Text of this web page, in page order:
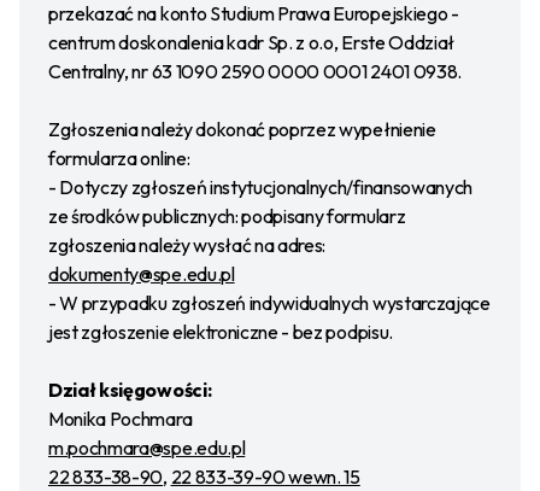
przekazać na konto Studium Prawa Europejskiego -
centrum doskonalenia kadr Sp. z o.o, Erste Oddział
Centralny, nr 63 1090 2590 0000 0001 2401 0938.
Zgłoszenia należy dokonać poprzez wypełnienie
formularza online:
- Dotyczy zgłoszeń instytucjonalnych/finansowanych
ze środków publicznych: podpisany formularz
zgłoszenia należy wysłać na adres:
dokumenty@spe.edu.pl
- W przypadku zgłoszeń indywidualnych wystarczające
jest zgłoszenie elektroniczne - bez podpisu.
Dział księgowości:
Monika Pochmara
m.pochmara@spe.edu.pl
22 833-38-90, 22 833-39-90 wewn. 15